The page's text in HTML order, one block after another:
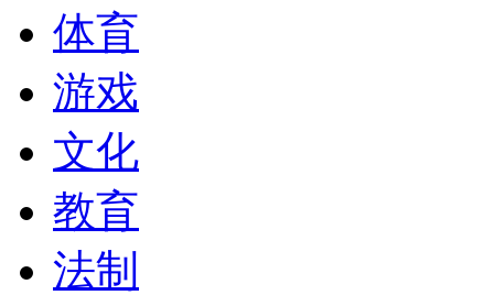
体育
游戏
文化
教育
法制